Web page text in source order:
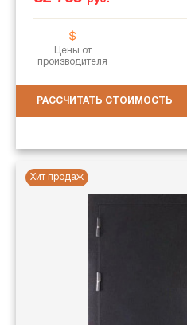
Цены от
производителя
РАССЧИТАТЬ СТОИМОСТЬ
Хит продаж